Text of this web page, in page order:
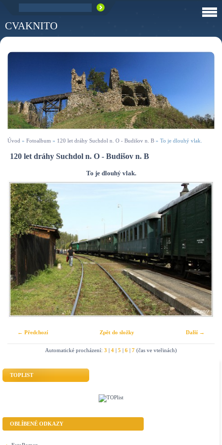
CVAKNITO
Úvod » Fotoalbum » 120 let dráhy Suchdol n. O - Budišov n. B » To je dlouhý vlak.
120 let dráhy Suchdol n. O - Budišov n. B
To je dlouhý vlak.
← Předchozí Další →
Zpět do složky
Automatické procházení: 3 | 4 | 5 | 6 | 7 (čas ve vteřinách)
TOPLIST
OBLÍBENÉ ODKAZY